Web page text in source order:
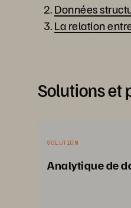
Données
La relation
Solutions et
SOLUTION
Analytique de